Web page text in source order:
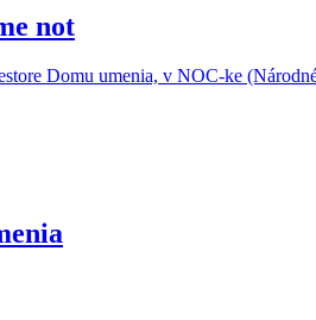
not
Domu umenia, v NOC-ke